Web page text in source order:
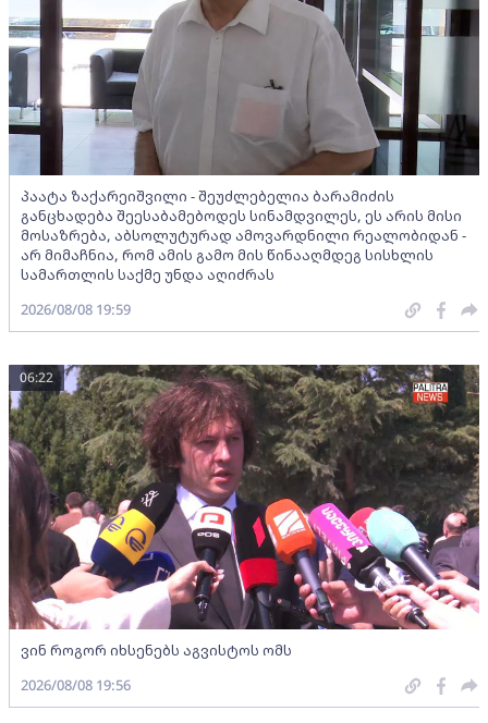
პაატა ზაქარეიშვილი - შეუძლებელია ბარამიძის
განცხადება შეესაბამებოდეს სინამდვილეს, ეს არის მისი
მოსაზრება, აბსოლუტურად ამოვარდნილი რეალობიდან -
არ მიმაჩნია, რომ ამის გამო მის წინააღმდეგ სისხლის
სამართლის საქმე უნდა აღიძრას
2026/08/08 19:59
ვინ როგორ იხსენებს აგვისტოს ომს
06:22
2026/08/08 19:56